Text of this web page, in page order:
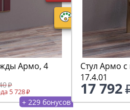
Армо, 4
5 728
+ 229 бонусов
Стул Армо
17.4.01
17 792